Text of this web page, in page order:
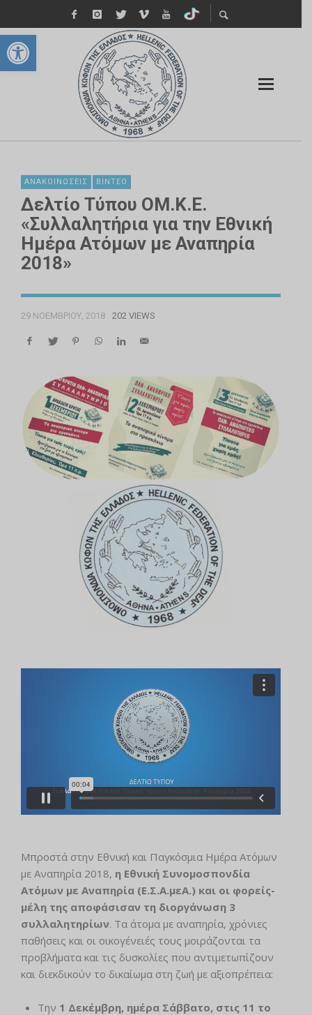
Ανοίξτε τη γραμμή εργαλείων
ΑΝΑΚΟΙΝΏΣΕΙΣ ΒΊΝΤΕΟ
Δελτίο Τύπου ΟΜ.Κ.Ε.
«Συλλαλητήρια για την Εθνική
Ημέρα Ατόμων με Αναπηρία
2018»
29 ΝΟΕΜΒΡΊΟΥ, 2018 202 VIEWS
Μπροστά στην Εθνική και Παγκόσμια Ημέρα Ατόμων
με Αναπηρία 2018, η Εθνική Συνομοσπονδία
Ατόμων με Αναπηρία (Ε.Σ.Α.μεΑ.) και οι φορείς-
μέλη της αποφάσισαν τη διοργάνωση 3
συλλαλητηρίων. Τα άτομα με αναπηρία, χρόνιες
παθήσεις και οι οικογένειές τους μοιράζονται τα
προβλήματα και τις δυσκολίες που αντιμετωπίζουν
και διεκδικούν το δικαίωμα στη ζωή με αξιοπρέπεια:
Την 1 Δεκέμβρη, ημέρα Σάββατο, στις 11 το